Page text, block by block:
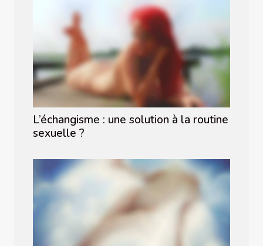
L’échangisme : une solution à la routine
sexuelle ?